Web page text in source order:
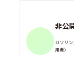
非公
ガソリ
用者）